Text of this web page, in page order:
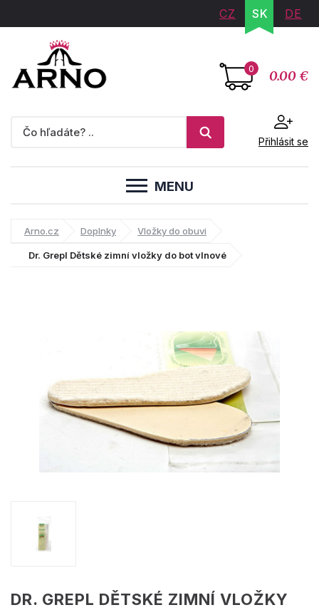
CZ SK DE
0 0.00 €
Přihlásit se
MENU
Arno.cz Doplnky Vložky do obuvi
Dr. Grepl Dětské zimní vložky do bot vlnové
DR. GREPL DĚTSKÉ ZIMNÍ VLOŽKY